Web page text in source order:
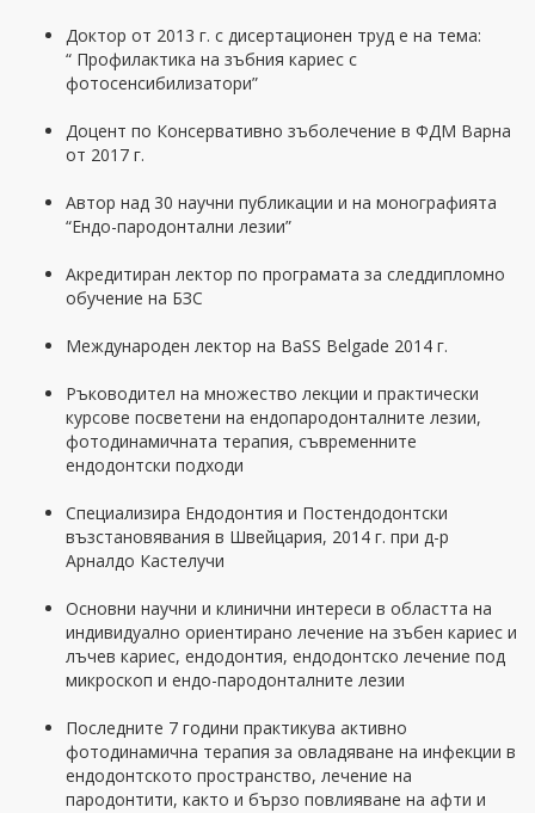
Доктор от 2013 г. с дисертационен труд е на тема:
“ Профилактика на зъбния кариес с
фотосенсибилизатори”
Доцент по Консервативно зъболечение в ФДМ Варна
от 2017 г.
Автор над 30 научни публикации и на монографията
“Ендо-пародонтални лезии”
Акредитиран лектор по програмата за следдипломно
обучение на БЗС
Международен лектор на BaSS Belgade 2014 г.
Ръководител на множество лекции и практически
курсове посветени на ендопародонталните лезии,
фотодинамичната терапия, съвременните
ендодонтски подходи
Специализира Ендодонтия и Постендодонтски
възстановявания в Швейцария, 2014 г. при д-р
Арналдо Кастелучи
Основни научни и клинични интереси в областта на
индивидуално ориентирано лечение на зъбен кариес и
лъчев кариес, ендодонтия, ендодонтско лечение под
микроскоп и ендо-пародонталните лезии
Последните 7 години практикува активно
фотодинамична терапия за овладяване на инфекции в
ендодонтското пространство, лечение на
пародонтити, както и бързо повлияване на афти и